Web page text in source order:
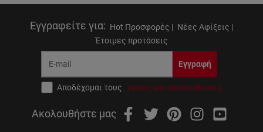
Εγγραφείτε για: Hot Προσφορές | Νέες Αφίξεις |
Έτοιμες προτάσεις
Εγγραφή
Αποδέχομαι τους όρους και προϋποθέσεις
Ακολουθήστε μας